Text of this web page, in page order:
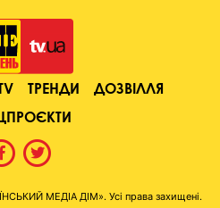
ТРЕНДИ
ДОЗВІЛЛЯ
МЕДІА ДІМ». Усі права захищені.